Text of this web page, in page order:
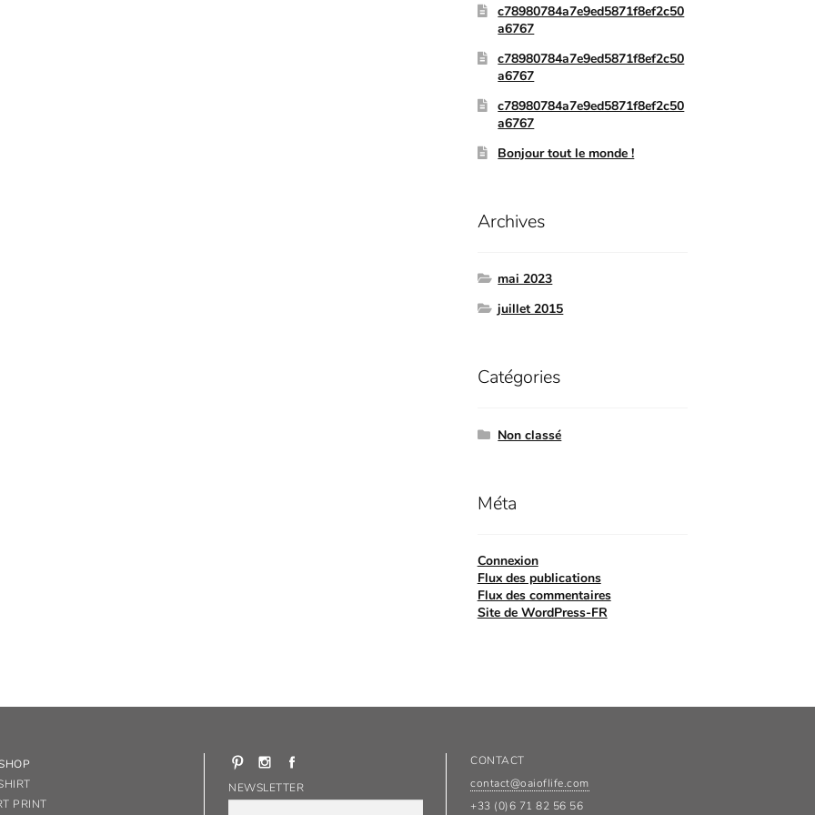
c78980784a7e9ed5871f8ef2c50
a6767
c78980784a7e9ed5871f8ef2c50
a6767
c78980784a7e9ed5871f8ef2c50
a6767
Bonjour tout le monde !
Archives
mai 2023
juillet 2015
Catégories
Non classé
Méta
Connexion
Flux des publications
Flux des commentaires
Site de WordPress-FR
PRINT
NEWSLETTER
CONTACT
contact@oaioflife.com
+33 (0)6 71 82 56 56